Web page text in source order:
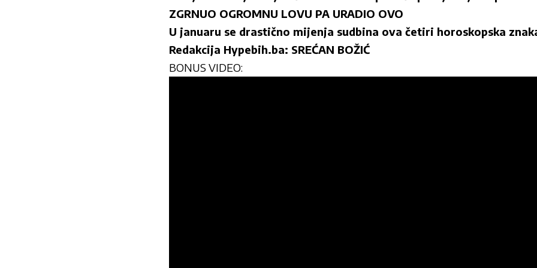
ZGRNUO OGROMNU LOVU PA URADIO OVO
U januaru se drastično mijenja sudbina ova četiri horoskopska
Redakcija Hypebih.ba: SREĆAN BOŽIĆ
BONUS VIDEO: